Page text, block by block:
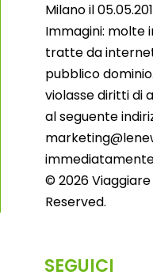
Milano il
Immagini: molte
tratte da
pubblico
violasse diritti di
al seguente
© 2026
Reserved.
SEGUICI